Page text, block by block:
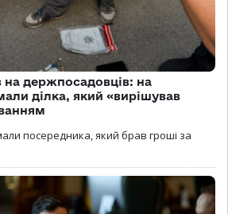
держпосадовців: на
ділка, який «вирішував
посередника, який брав гроші за